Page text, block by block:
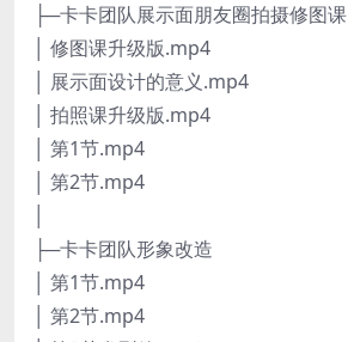
├─卡卡团队展示面朋友圈拍摄修图课
│ 修图课升级版.mp4
│ 展示面设计的意义.mp4
│ 拍照课升级版.mp4
│ 第1节.mp4
│ 第2节.mp4
├─卡卡团队形象改造
│ 第1节.mp4
│ 第2节.mp4